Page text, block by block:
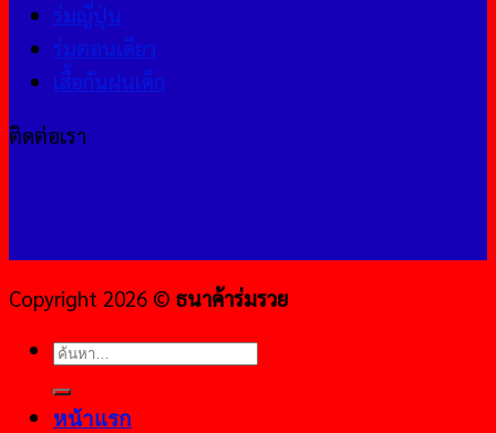
ร่มญี่ปุ่น
ร่มตอนเดียว
เสื้อกันฝนเด็ก
ติดต่อเรา
Copyright 2026 © ธนาค้าร่มรวย
ค้นหา:
หน้าแรก